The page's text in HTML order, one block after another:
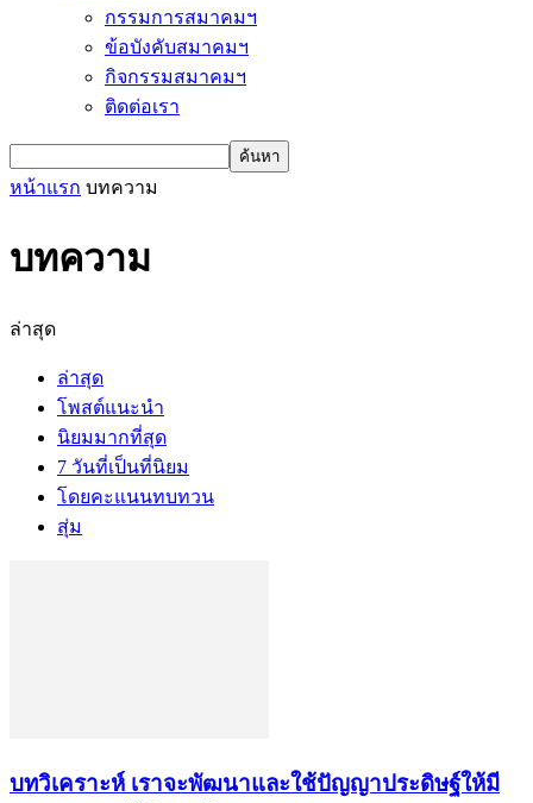
กรรมการสมาคมฯ
ข้อบังคับสมาคมฯ
กิจกรรมสมาคมฯ
ติดต่อเรา
หน้าแรก บทความ
บทความ
ล่าสุด
ล่าสุด
โพสต์แนะนำ
นิยมมากที่สุด
7 วันที่เป็นที่นิยม
โดยคะแนนทบทวน
สุ่ม
บทวิเคราะห์ เราจะพัฒนาและใช้ปัญญาประดิษฐ์ให้มี